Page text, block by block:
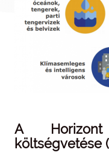
A
költségvetése